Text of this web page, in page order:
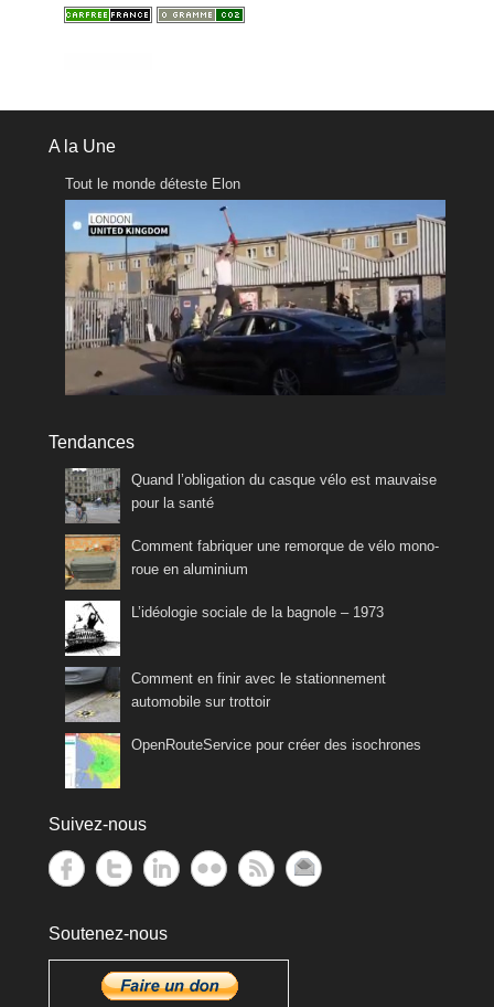
A la Une
Tout le monde déteste Elon
Tendances
Quand l’obligation du casque vélo est mauvaise
pour la santé
Comment fabriquer une remorque de vélo mono-
roue en aluminium
L’idéologie sociale de la bagnole – 1973
Comment en finir avec le stationnement
automobile sur trottoir
OpenRouteService pour créer des isochrones
Suivez-nous
Soutenez-nous